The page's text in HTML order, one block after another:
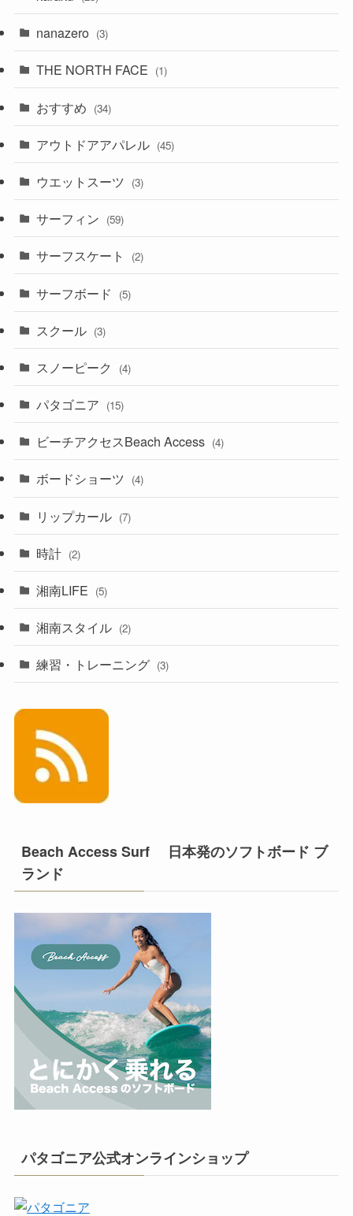
nanazero (3)
THE NORTH FACE (1)
おすすめ (34)
アウトドアアパレル (45)
ウエットスーツ (3)
サーフィン (59)
サーフスケート (2)
サーフボード (5)
スクール (3)
スノーピーク (4)
パタゴニア (15)
ビーチアクセスBeach Access (4)
ボードショーツ (4)
リップカール (7)
時計 (2)
湘南LIFE (5)
湘南スタイル (2)
練習・トレーニング (3)
Beach Access Surf 日本発のソフトボード ブ
ランド
パタゴニア公式オンラインショップ